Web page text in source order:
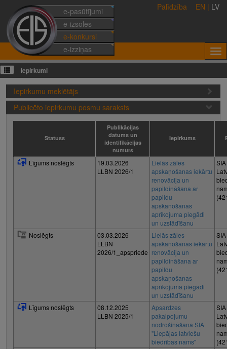
e-pasūtījumi
e-izsoles
e-konkursi
e-izziņas
Palīdzība EN | LV
Iepirkumi
Iepirkumu meklētājs
Publicēto iepirkumu posmu saraksts
Statuss
Publikācijas
datums un
identifikācijas
numurs
Iepirkums
Līgums noslēgts
19.03.2026
LLBN 2026/1
Lielās zāles
apskaņošanas iekārtu
renovācija un
papildināšana ar
papildu
apskaņošanas
aprīkojuma piegādi
un uzstādīšanu
Noslēgts
03.03.2026
LLBN
2026/1_apspriede
Lielās zāles
apskaņošanas iekārtu
renovācija un
papildināšana ar
papildu
apskaņošanas
aprīkojuma piegādi
un uzstādīšanu
Līgums noslēgts
08.12.2025
LLBN 2025/1
Apsardzes
pakalpojumu
nodrošināšana SIA
"Liepājas latviešu
biedrības nams"